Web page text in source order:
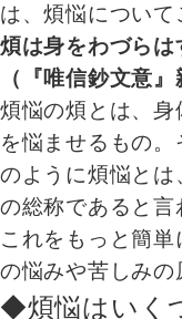
は、煩悩について
煩は身をわづら
（『唯信鈔文意』
煩悩の煩とは、
を悩ませるもの。
のように煩悩と
の総称であると言
これをもっと簡
の悩みや苦しみの
◆煩悩はいく